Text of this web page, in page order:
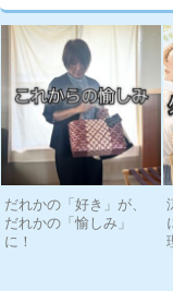
だれかの「好き」が、
だれかの「愉しみ」
に！